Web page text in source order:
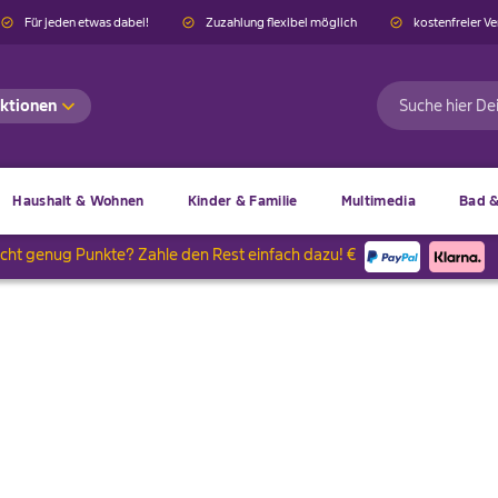
Für jeden etwas dabei! Zuzahlung flexibel möglich kostenfreier
Suche
Haushalt & Wohnen Kinder & Familie Multimedia Bad
genug Punkte? Zahle den Rest einfach dazu! €